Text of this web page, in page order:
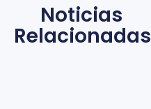
Noticias
Relacionadas